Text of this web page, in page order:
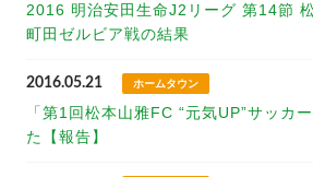
2016 明治安田生命J2リーグ 第14節
町田ゼルビア戦の結果
2016.05.21 ホームタウン
「第1回松本山雅FC “元気UP”サッカ
た【報告】